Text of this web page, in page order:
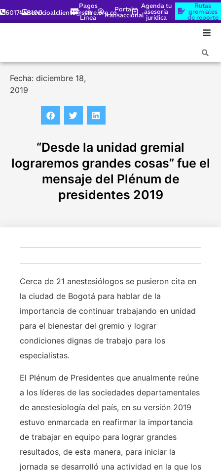
6017448100servicioalcliente@scare.org.co
Pagos
en
Línea
Portal
Transaccional
Agenda tu
asesoría
jurídica
Rutas
gremiales
de reporte
Fecha: diciembre 18,
2019
“Desde la unidad gremial
lograremos grandes cosas” fue el
mensaje del Plénum de
presidentes 2019
Cerca de 21 anestesiólogos se pusieron cita en
la ciudad de Bogotá para hablar de la
importancia de continuar trabajando en unidad
para el bienestar del gremio y lograr
condiciones dignas de trabajo para los
especialistas.
El Plénum de Presidentes que anualmente reúne
a los líderes de las sociedades departamentales
de anestesiología del país, en su versión 2019
estuvo enmarcada en reafirmar la importancia
de trabajar en equipo para lograr grandes
resultados, de esta manera, para iniciar la
jornada se desarrolló una actividad en la que los